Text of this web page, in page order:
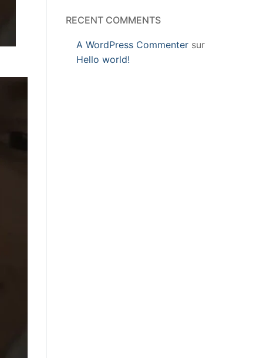
RECENT COMMENTS
A WordPress Commenter sur
Hello world!